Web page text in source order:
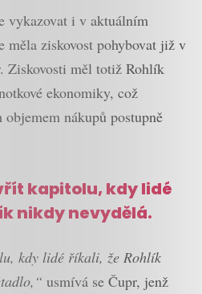
vykazovat i v aktuálním
měla ziskovost pohybovat již v
Ziskovosti měl totiž Rohlík
ekonomiky, což
objemem nákupů postupně
kapitolu, kdy lidé
nikdy nevydělá.
kdy lidé říkali, že Rohlík
usmívá se Čupr, jenž